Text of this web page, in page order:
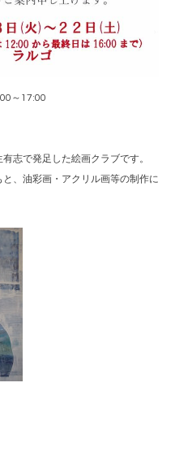
～17:00
志で発足した絵画クラブです。
、油彩画・アクリル画等の制作に